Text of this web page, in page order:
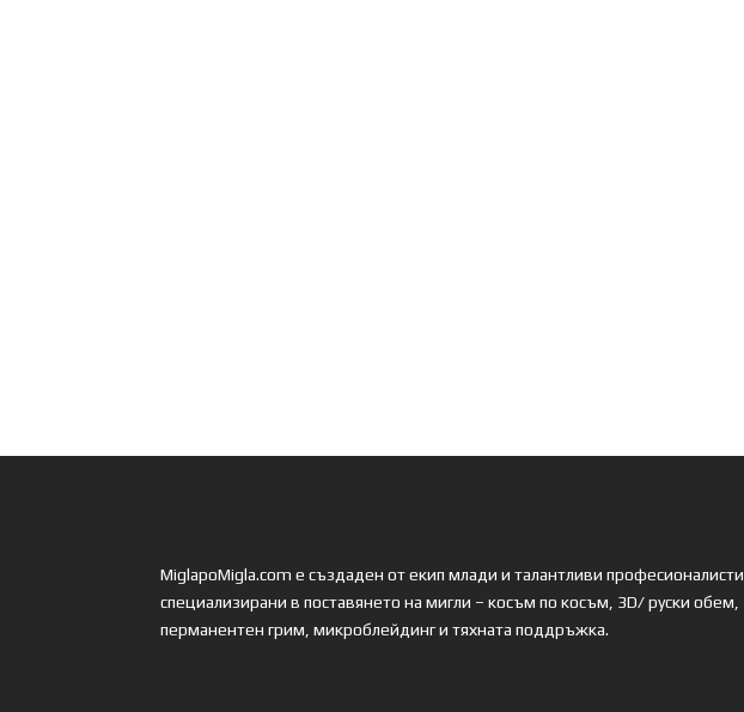
MiglapoMigla.com е създаден от екип млади и талантливи професионалисти,
специализирани в поставянето на мигли – косъм по косъм, 3D/ руски обем,
перманентен грим, микроблейдинг и тяхната поддръжка.